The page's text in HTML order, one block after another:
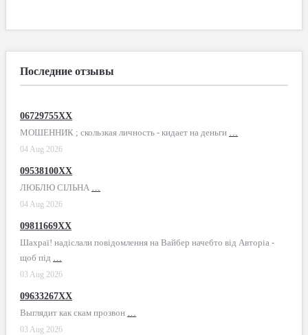
Последние отзывы
06729755XX
МОШЕННИК ; скользкая личность - кидает на деньги …
04 Aug 2026
09538100XX
ЛЮБЛЮ СІЛЬНА …
04 Aug 2026
09811669XX
Шахраї! надіслали повідомлення на Вайбер начебто від Авторіа -
щоб під …
03 Aug 2026
09633267XX
Выглядит как скам прозвон …
03 Aug 2026